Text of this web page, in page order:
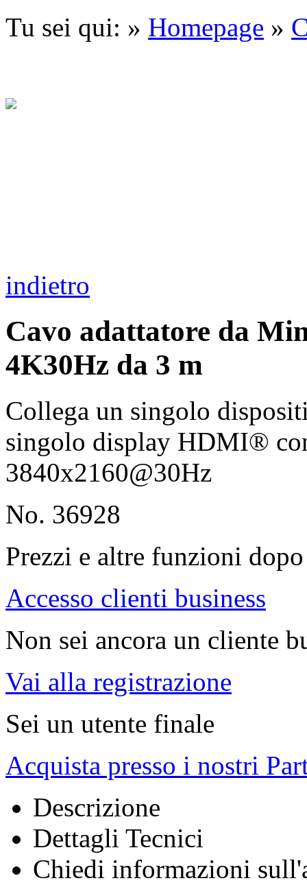
Tu sei qui: » Homepage »
indietro
Cavo adattatore da
4K30Hz da 3 m
Collega un singolo
singolo display HDMI®
3840x2160@30Hz
No. 36928
Prezzi e altre funzioni
Accesso clienti business
Non sei ancora un cliente
Vai alla registrazione
Sei un utente finale
Acquista presso i nostri
Descrizione
Dettagli Tecnici
Chiedi informazioni